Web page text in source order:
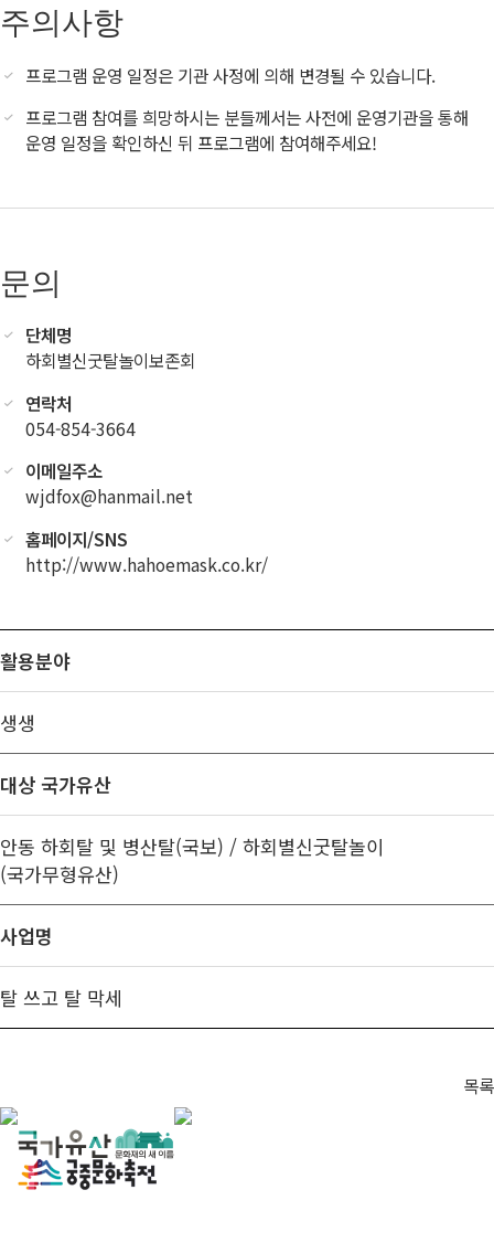
주의사항
프로그램 운영 일정은 기관 사정에 의해 변경될 수 있습니다.
프로그램 참여를 희망하시는 분들께서는 사전에 운영기관을 통해
운영 일정을 확인하신 뒤 프로그램에 참여해주세요!
문의
단체명
하회별신굿탈놀이보존회
연락처
054-854-3664
이메일주소
wjdfox@hanmail.net
홈페이지/SNS
http://www.hahoemask.co.kr/
활용분야
생생
대상 국가유산
안동 하회탈 및 병산탈(국보) / 하회별신굿탈놀이
(국가무형유산)
사업명
탈 쓰고 탈 막세
목록